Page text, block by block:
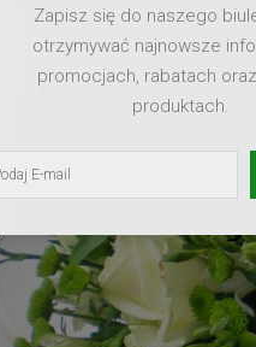
Zapisz się do naszego
otrzymywać najnowsze
promocjach, rabatach
produktach.